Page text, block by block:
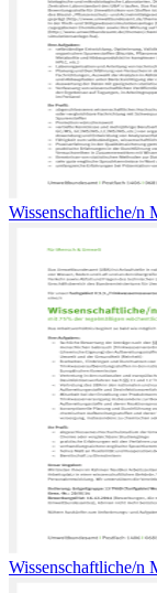
Wissenschaftliche/n
Wissenschaftliche/n